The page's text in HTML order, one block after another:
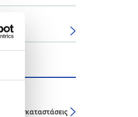
Εγκαταστάσεις